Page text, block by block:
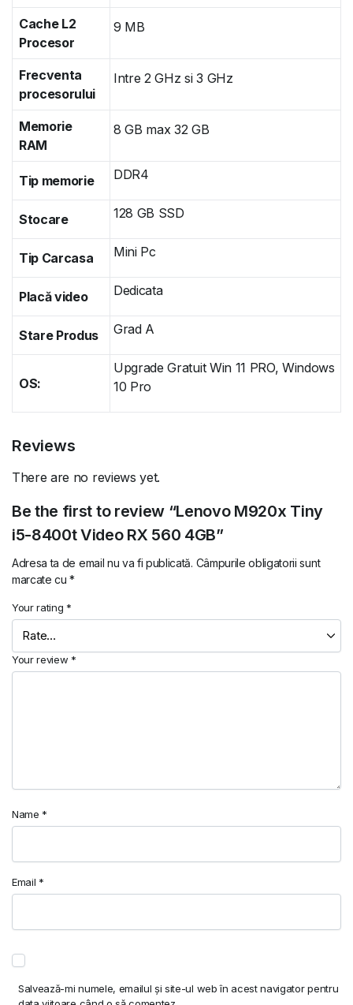
Cache L2
Procesor
9 MB
Frecventa
procesorului
Intre 2 GHz si 3 GHz
Memorie
RAM
8 GB max 32 GB
Tip memorie DDR4
Stocare 128 GB SSD
Tip Carcasa Mini Pc
Placă video Dedicata
Stare Produs Grad A
OS:
Upgrade Gratuit Win 11 PRO, Windows
10 Pro
Reviews
There are no reviews yet.
Be the first to review “Lenovo M920x Tiny
i5-8400t Video RX 560 4GB”
Adresa ta de email nu va fi publicată. Câmpurile obligatorii sunt
marcate cu*
Your rating *
Your review *
Name *
Email *
Salvează-mi numele, emailul și site-ul web în acest navigator pentru